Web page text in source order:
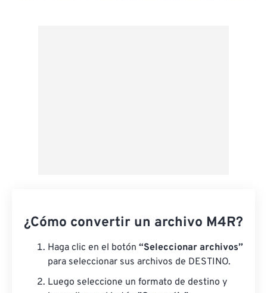
¿Cómo convertir un archivo M4R?
Haga clic en el botón “Seleccionar archivos”
para seleccionar sus archivos de DESTINO.
Luego seleccione un formato de destino y